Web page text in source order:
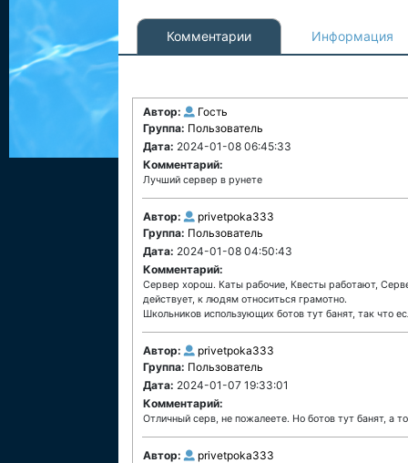
Комментарии Информация
Автор:
Гость
Группа: Пользователь
Дата: 2024-01-08 06:45:33
Комментарий:
Лучший сервер в рунете
Автор:
privetpoka333
Группа: Пользователь
Дата: 2024-01-08 04:50:43
Комментарий:
Сервер хорош. Каты рабочие, Квесты работают,
действует, к людям относиться грамотно.
Школьников использующих ботов тут банят, так что
Автор:
privetpoka333
Группа: Пользователь
Дата: 2024-01-07 19:33:01
Комментарий:
Отличный серв, не пожалеете. Но ботов тут банят, а
Автор:
privetpoka333